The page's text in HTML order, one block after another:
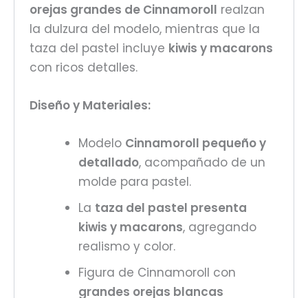
orejas grandes de Cinnamoroll realzan
la dulzura del modelo, mientras que la
taza del pastel incluye kiwis y macarons
con ricos detalles.
Diseño y Materiales:
Modelo Cinnamoroll pequeño y
detallado, acompañado de un
molde para pastel.
La taza del pastel presenta
kiwis y macarons, agregando
realismo y color.
Figura de Cinnamoroll con
grandes orejas blancas